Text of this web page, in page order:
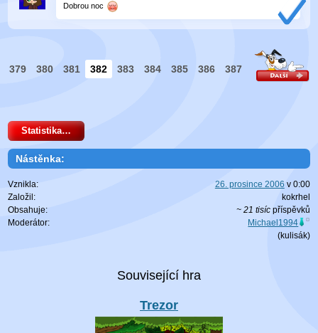
Dobrou noc
379 380 381 382 383 384 385 386 387
Statistika…
Nástěnka:
Vznikla: 26. prosince 2006v 0:00
Založil:
kokrhel
Obsahuje:
~ 21 tisícpříspěvků
Moderátor:
Michael1994
(kulisák)
Trezor